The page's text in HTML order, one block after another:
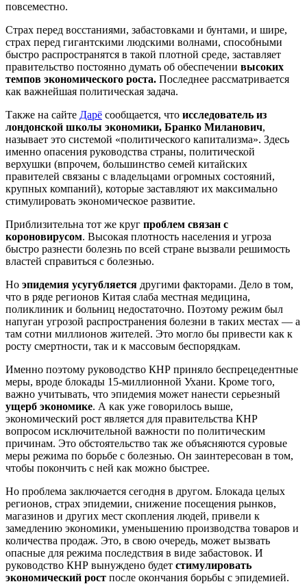
повсеместно.
Страх перед восстаниями, забастовками и бунтами, и шире,
страх перед гигантскими людскими волнами, способными
быстро распространятся в такой плотной среде, заставляет
правительство постоянно думать об обеспечении высоких
темпов экономического роста. Последнее рассматривается
как важнейшая политическая задача.
Также на сайте Дарё сообщается, что исследователь из
лондонской школы экономики, Бранко Миланович,
называет это системой «политического капитализма». Здесь
именно опасения руководства страны, политической
верхушки (впрочем, большинство семей китайских
правителей связаны с владельцами огромных состояний,
крупных компаний), которые заставляют их максимально
стимулировать экономическое развитие.
Приблизительна тот же круг проблем связан с
короновирусом. Высокая плотность населения и угроза
быстро разнести болезнь по всей стране вызвали решимость
властей справиться с болезнью.
Но эпидемия усугубляется другими факторами. Дело в том,
что в ряде регионов Китая слаба местная медицина,
поликлиник и больниц недостаточно. Поэтому режим был
напуган угрозой распространения болезни в таких местах — а
там сотни миллионов жителей. Это могло бы привести как к
росту смертности, так и к массовым беспорядкам.
Именно поэтому руководство КНР приняло беспрецедентные
меры, вроде блокады 15-миллионной Ухани. Кроме того,
важно учитывать, что эпидемия может нанести серьезный
ущерб экономике. А как уже говорилось выше,
экономический рост является для правительства КНР
вопросом исключительной важности по политическим
причинам. Это обстоятельство так же объясняются суровые
меры режима по борьбе с болезнью. Он заинтересован в том,
чтобы покончить с ней как можно быстрее.
Но проблема заключается сегодня в другом. Блокада целых
регионов, страх эпидемии, снижение посещения рынков,
магазинов и других мест скопления людей, привели к
замедлению экономики, уменьшению производства товаров и
количества продаж. Это, в свою очередь, может вызвать
опасные для режима последствия в виде забастовок. И
руководство КНР вынуждено будет стимулировать
экономический рост после окончания борьбы с эпидемией.